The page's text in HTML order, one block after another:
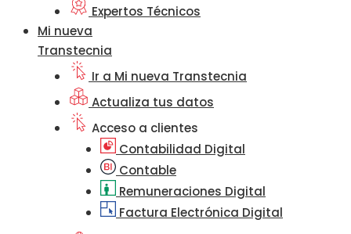
Expertos Técnicos
Mi nueva
Transtecnia
Ir a Mi nueva Transtecnia
Actualiza tus datos
Acceso a clientes
Contabilidad Digital
Contable
Remuneraciones Digital
Factura Electrónica Digital